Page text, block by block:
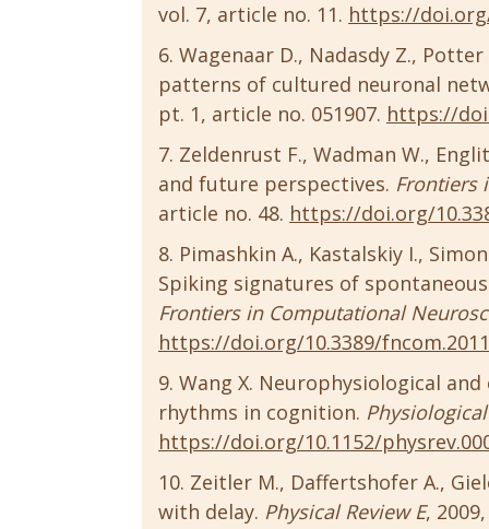
vol. 7, article no. 11. https://
Wagenaar D., Nadasdy Z.,
patterns of cultured neuronal
pt. 1, article no. 051907. https://
Zeldenrust F., Wadman W.,
and future perspectives. Frontiers
article no. 48. https://doi.org/
Pimashkin A., Kastalskiy I.,
Spiking signatures of
Frontiers in Computational
https://doi.org/10.3389/
Wang X. Neurophysiological
rhythms in cognition.
https://doi.org/10.1152/
Zeitler M., Daffertshofer A.,
with delay. Physical Review E,